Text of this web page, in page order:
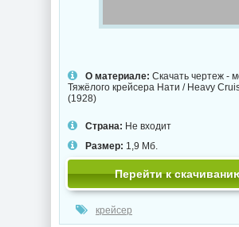
О материале: Скачать чертеж -
Тяжёлого крейсера Нати / Heavy
(1928)
Страна: Не входит
Размер: 1,9 Мб.
Перейти к
крейсер